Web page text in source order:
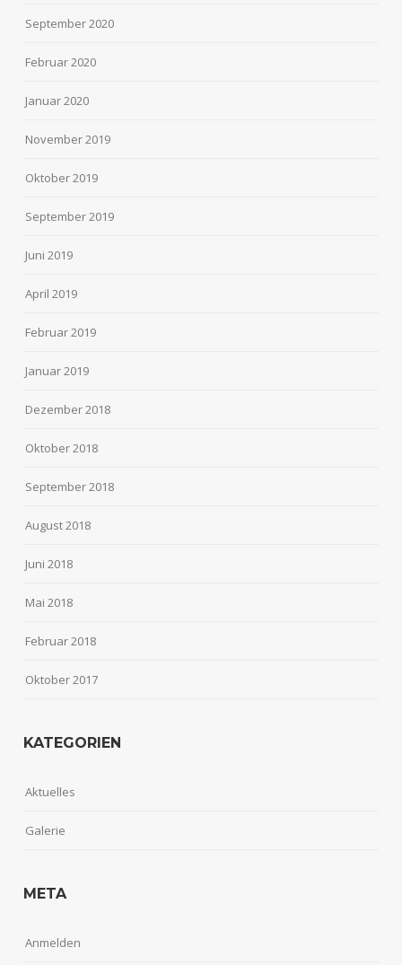
September 2020
Februar 2020
Januar 2020
November 2019
Oktober 2019
September 2019
Juni 2019
April 2019
Februar 2019
Januar 2019
Dezember 2018
Oktober 2018
September 2018
August 2018
Juni 2018
Mai 2018
Februar 2018
Oktober 2017
KATEGORIEN
Aktuelles
Galerie
META
Anmelden